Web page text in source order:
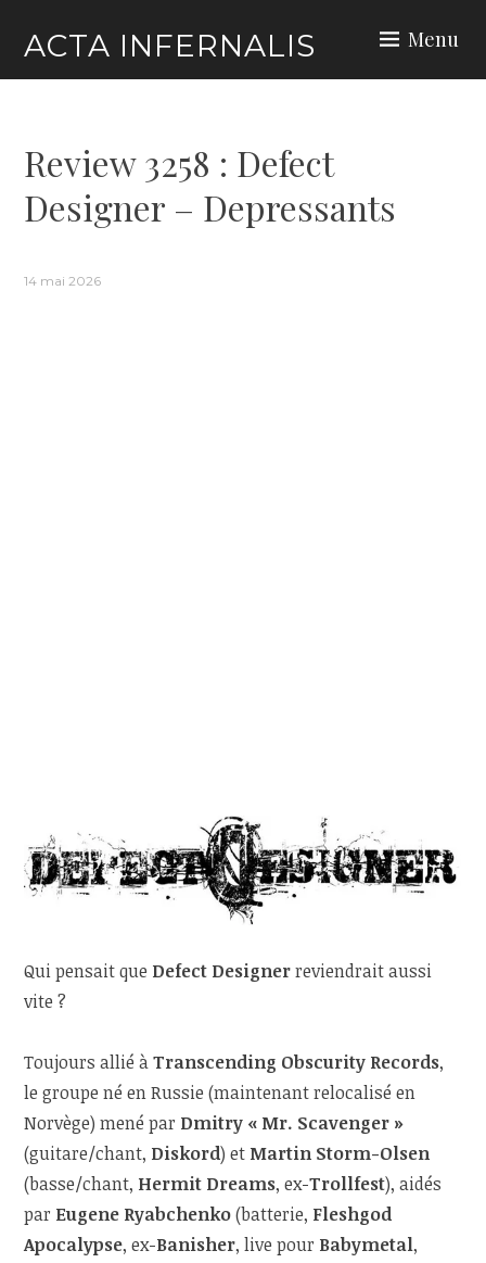
content
ACTA INFERNALIS Menu
Review 3258 : Defect
Designer – Depressants
14 mai 2026
Qui pensait que Defect Designerreviendrait aussi
vite ?
Toujours allié àTranscending Obscurity Records,
le groupe né en Russie (maintenant relocalisé en
Norvège) mené par Dmitry « Mr. Scavenger »
(guitare/chant, Diskord) et Martin Storm-Olsen
(basse/chant, Hermit Dreams, ex-Trollfest), aidés
par Eugene Ryabchenko(batterie, Fleshgod
Apocalypse, ex-Banisher, live pour Babymetal,